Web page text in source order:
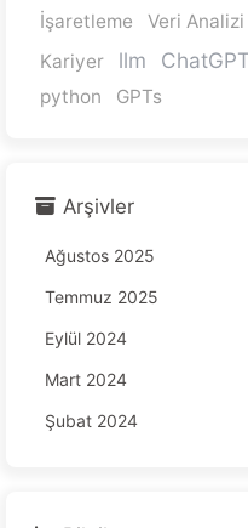
İşaretleme
Veri Analizi
Kariyer
llm ChatGPT
python
GPTs
Arşivler
Ağustos 2025
Temmuz 2025
Eylül 2024
Mart 2024
Şubat 2024